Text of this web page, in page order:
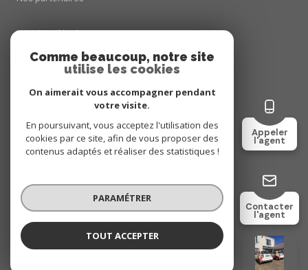
Bien VENDU
Appeler
l'agent
Contacter
l'agent
Mentions légales
Cookies
© 2026 | Tous droits réservés
Réalisé par
Comme beaucoup, notre site
utilise les cookies
On aimerait vous accompagner pendant
votre visite.
En poursuivant, vous acceptez l'utilisation des
cookies par ce site, afin de vous proposer des
contenus adaptés et réaliser des statistiques !
PARAMÉTRER
TOUT ACCEPTER